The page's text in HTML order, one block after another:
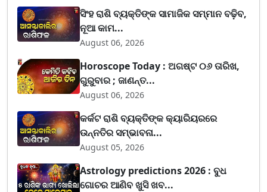
ସିଂହ ରାଶି ବ୍ୟକ୍ତିଙ୍କ ସାମାଜିକ ସମ୍ମାନ ବଢ଼ିବ,
ନୂଆ କାମ...
August 06, 2026
Horoscope Today : ଅଗଷ୍ଟ ୦୬ ତାରିଖ,
ଗୁରୁବାର ; ଜାଣନ୍ତ...
August 06, 2026
କର୍କଟ ରାଶି ବ୍ୟକ୍ତିଙ୍କ କ୍ୟାରିୟରରେ
ଉନ୍ନତିର ସମ୍ଭାବନା...
August 05, 2026
Astrology predictions 2026 : ବୁଧ
ଗୋଚର ଆଣିବ ଖୁସି ଖବ...